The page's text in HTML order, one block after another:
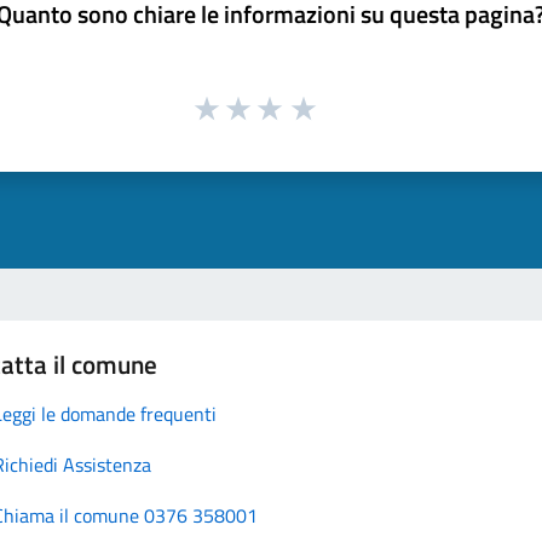
sono chiare le informazioni su questa
il comune
le domande frequenti
Assistenza
il comune 0376 358001